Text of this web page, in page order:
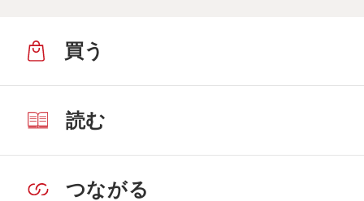
買う
読む
つながる